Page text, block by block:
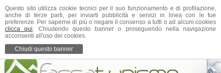
Questo sito utilizza cookie tecnici per il suo funzionamento e di profilazione,
anche di terze parti, per inviarti pubblicità e servizi in linea con le tue
preferenze. Per saperne di più o negare il consenso a tutti o ad alcuni cookies
clicca qui. Chiudendo questo banner o proseguendo nella navigazione
acconsenti all'uso dei cookies.
Chiudi questo banner